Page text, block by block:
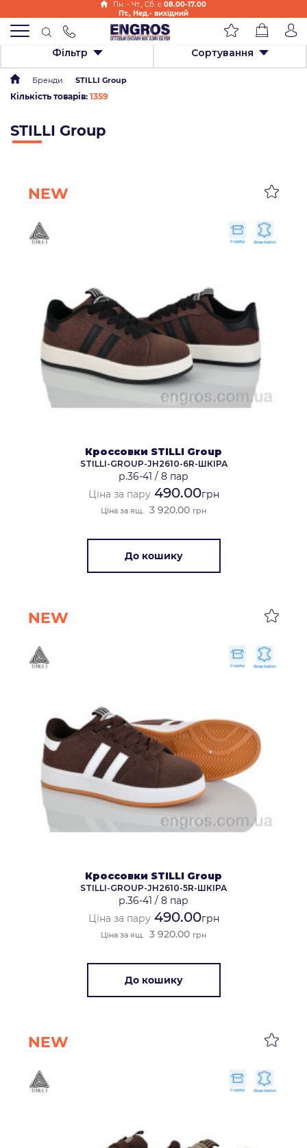
Пн. - Чт., Cб. с 08.00-17.00
Пт., Нед.- вихідний
Фільтр Сортування
Бренди STILLI Group
Кількість товарів: 1359
STILLI Group
NEW
Кроссовки STILLI Group
STILLI-GROUP-JH2610-6R-ШКІРА
р.36-41 / 8 пар
Ціна за пару490.00грн
Ціна за ящ. 3 920.00 грн
До кошику
NEW
Кроссовки STILLI Group
STILLI-GROUP-JH2610-5R-ШКІРА
р.36-41 / 8 пар
Ціна за пару490.00грн
Ціна за ящ. 3 920.00 грн
До кошику
NEW